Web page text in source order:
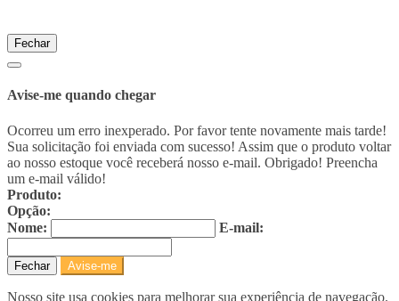
Fechar
Avise-me quando chegar
Ocorreu um erro inexperado. Por favor tente novamente mais tarde!
Sua solicitação foi enviada com sucesso! Assim que o produto voltar
ao nosso estoque você receberá nosso e-mail. Obrigado! Preencha
um e-mail válido!
Produto:
Opção:
Nome:
E-mail:
Fechar Avise-me
Nosso site usa cookies para melhorar sua experiência de navegação.